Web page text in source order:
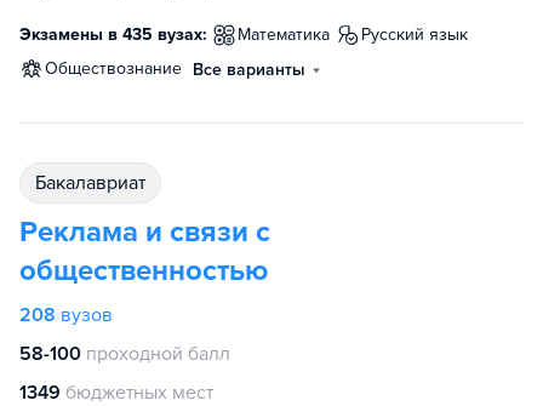
Экзамены в 435 вузах: математика
русский язык
обществознание Все варианты
бакалавриат
Реклама и связи с
общественностью
208 вузов
58-100 проходной балл
1349 бюджетных мест